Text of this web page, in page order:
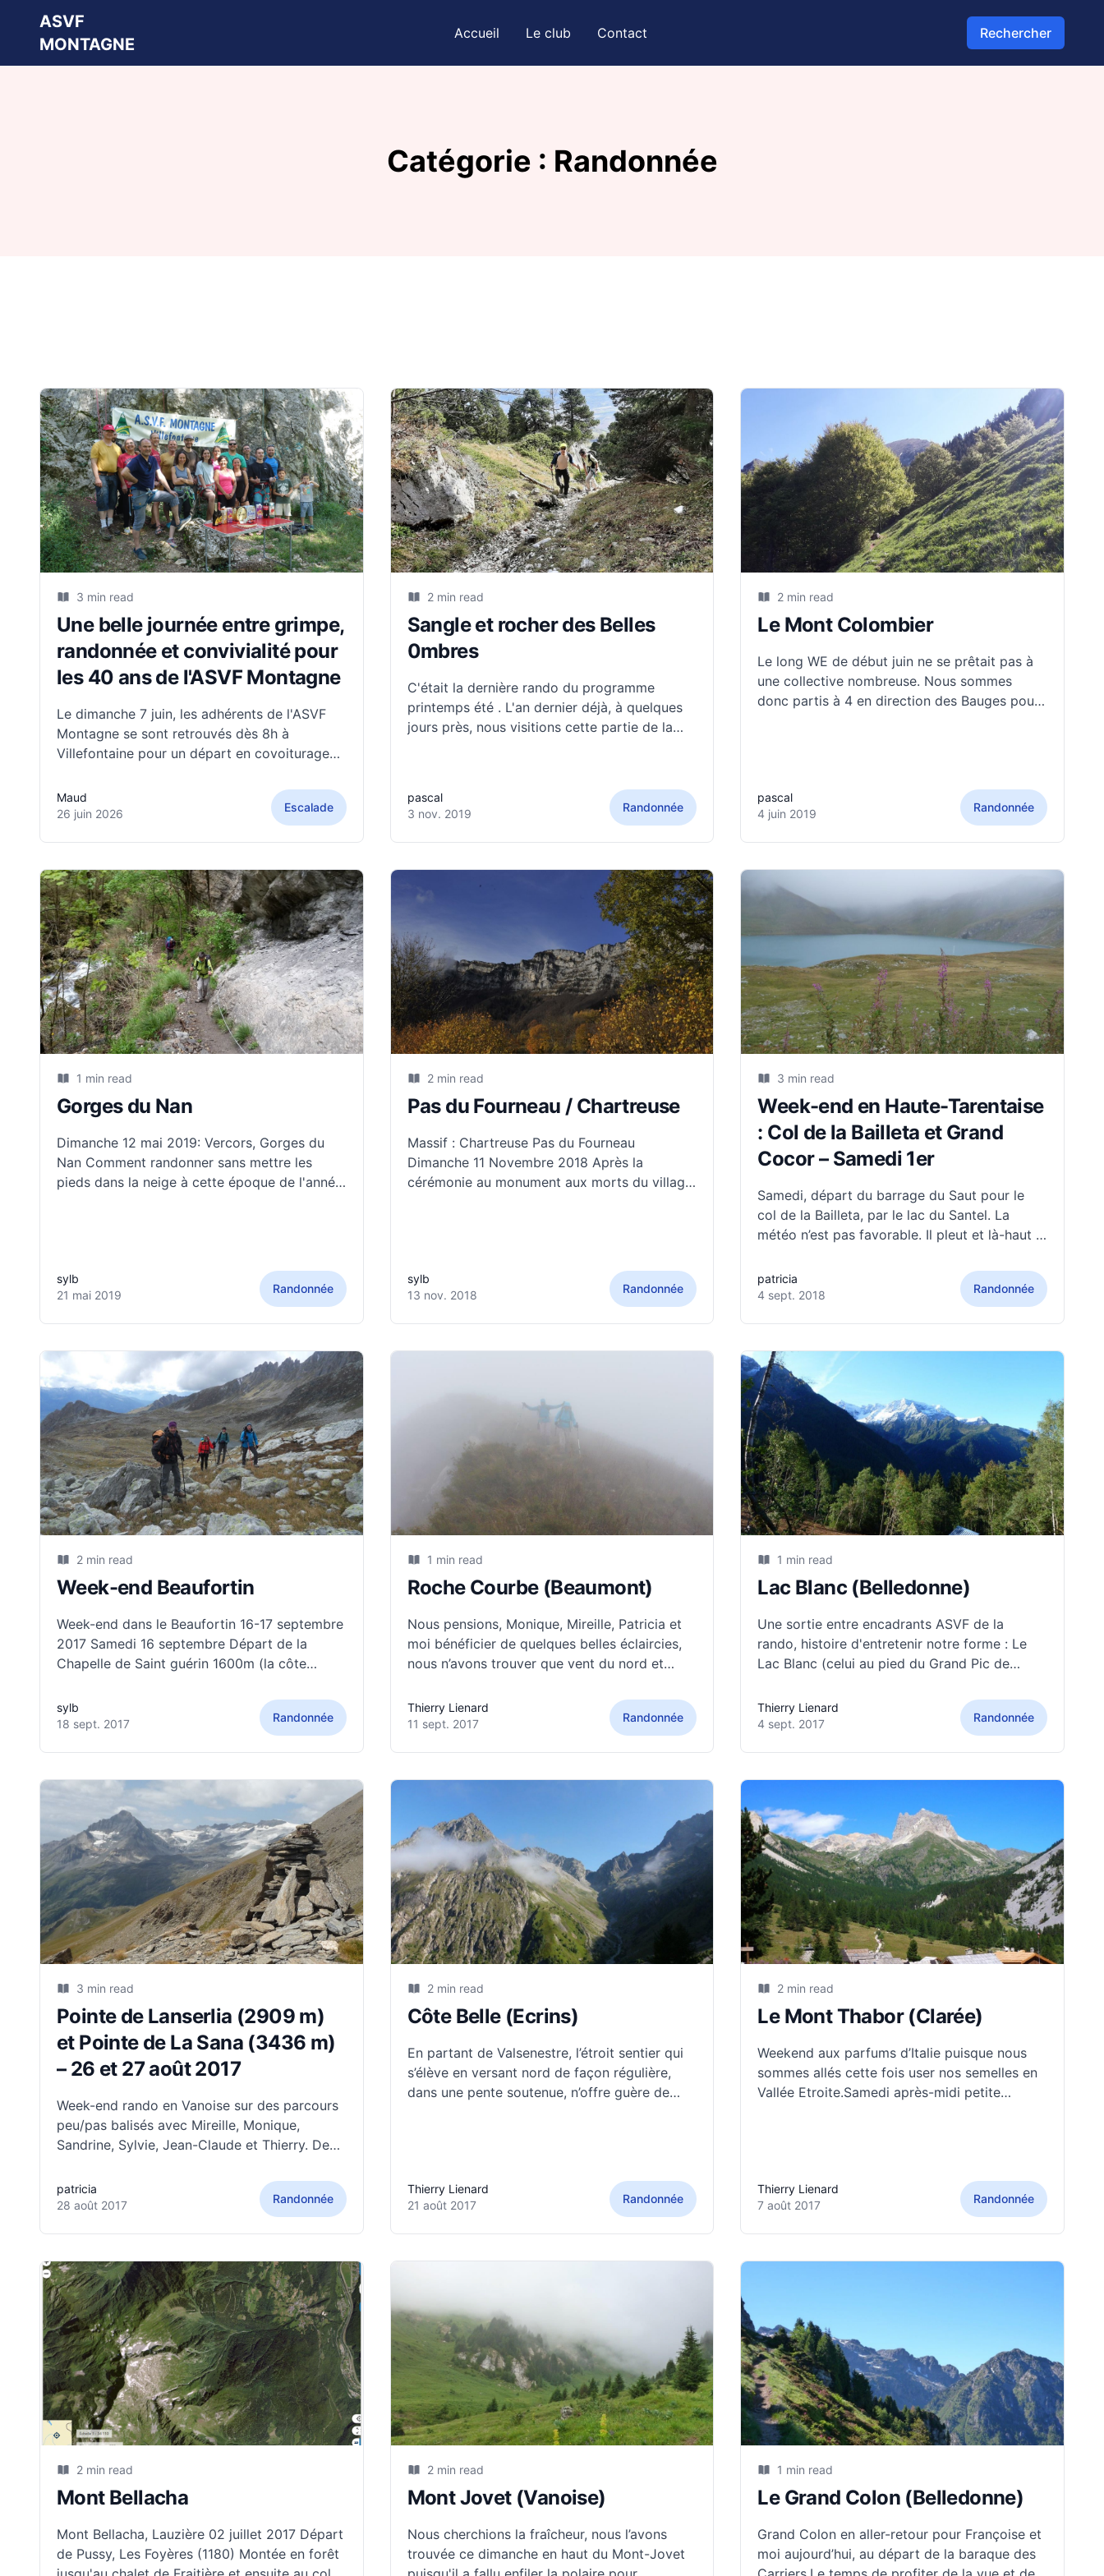
ASVF
MONTAGNE
Accueil Le club Contact Rechercher
Catégorie : Randonnée
3 min read
Une belle journée entre grimpe,
randonnée et convivialité pour
les 40 ans de l'ASVF Montagne
Le dimanche 7 juin, les adhérents de l'ASVF
Montagne se sont retrouvés dès 8h à
Villefontaine pour un départ en covoiturage
véhicules, bien remplis et chargés de matériel,
ont pris la route dans la bonne humeur afin
Maud
26 juin 2026
Escalade
2 min read
Sangle et rocher des Belles
0mbres
C'était la dernière rando du programme
printemps été . L'an dernier déjà, à quelques
jours près, nous visitions cette partie de la
Sangle des Belles Ombres. Peu avant le
pascal
3 nov. 2019
Randonnée
2 min read
Le Mont Colombier
Le long WE de début juin ne se prêtait pas à
une collective nombreuse. Nous sommes
donc partis à 4 en direction des Bauges pour
pascal
4 juin 2019
Randonnée
1 min read
Gorges du Nan
Dimanche 12 mai 2019: Vercors, Gorges du
Nan Comment randonner sans mettre les
pieds dans la neige à cette époque de l'année
sylb
21 mai 2019
Randonnée
2 min read
Pas du Fourneau / Chartreuse
Massif : Chartreuse Pas du Fourneau
Dimanche 11 Novembre 2018 Après la
cérémonie au monument aux morts du village
sylb
13 nov. 2018
Randonnée
3 min read
Week-end en Haute-Tarentaise
: Col de la Bailleta et Grand
Cocor – Samedi 1er
Samedi, départ du barrage du Saut pour le
col de la Bailleta, par le lac du Santel. La
météo n’est pas favorable. Il pleut et là-haut il
un chamois, peu farouche, caché dans la
brume. Nous essayons d’imaginer le beau
patricia
4 sept. 2018
Randonnée
2 min read
Week-end Beaufortin
Week-end dans le Beaufortin 16-17 septembre
2017 Samedi 16 septembre Départ de la
Chapelle de Saint guérin 1600m (la côte
la Charbonnière (2495) et la cime de la pointe
de Cerdosse (2595 m). Descente sur le refuge
sylb
18 sept. 2017
Randonnée
1 min read
Roche Courbe (Beaumont)
Nous pensions, Monique, Mireille, Patricia et
moi bénéficier de quelques belles éclaircies,
nous n’avons trouver que vent du nord et
vivifiant et la vue plus que limitée. Pas de quoi
entamer notre moral mais à refaire dans des
Thierry Lienard
11 sept. 2017
Randonnée
1 min read
Lac Blanc (Belledonne)
Une sortie entre encadrants ASVF de la
rando, histoire d'entretenir notre forme : Le
Lac Blanc (celui au pied du Grand Pic de
refuge Jean Collet, dans une ambiance de
1ere neige quasi automnale. (Den cumulé =
Thierry Lienard
4 sept. 2017
Randonnée
3 min read
Pointe de Lanserlia (2909 m)
et Pointe de La Sana (3436 m)
– 26 et 27 août 2017
Week-end rando en Vanoise sur des parcours
peu/pas balisés avec Mireille, Monique,
Sandrine, Sylvie, Jean-Claude et Thierry. Deux
panoramas haute montagne plein les mirettes
! Samedi matin, nous sommes partis du
patricia
28 août 2017
Randonnée
2 min read
Côte Belle (Ecrins)
En partant de Valsenestre, l’étroit sentier qui
s’élève en versant nord de façon régulière,
dans une pente soutenue, n’offre guère de
Thierry Lienard
21 août 2017
Randonnée
2 min read
Le Mont Thabor (Clarée)
Weekend aux parfums d’Italie puisque nous
sommes allés cette fois user nos semelles en
Vallée Etroite.Samedi après-midi petite
malgré l’
Thierry Lienard
7 août 2017
Randonnée
2 min read
Mont Bellacha
Mont Bellacha, Lauzière 02 juillet 2017 Départ
de Pussy, Les Foyères (1180) Montée en forêt
2 min read
Mont Jovet (Vanoise)
Nous cherchions la fraîcheur, nous l’avons
trouvée ce dimanche en haut du Mont-Jovet
1 min read
Le Grand Colon (Belledonne)
Grand Colon en aller-retour pour Françoise et
moi aujourd’hui, au départ de la baraque des